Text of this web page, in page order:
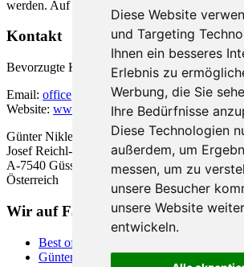
Diese Website
und Targeting
Ihnen ein besseres
Erlebnis zu
Werbung, die Sie
Ihre Bedürfnisse
Diese Technologien
außerdem, um
messen, um zu
unsere Besucher
unsere Website
entwickeln.
werden. Auf Wunsch auch in höherer
Kontakt
Bevorzugte Kontaktaufnahme ist Email.
Email: office@nikles.net
Website: www.nikles.net
Günter Nikles,
Josef Reichl-Straße 17a/7,
A-7540 Güssing
Österreich
Wir auf Facebook
Best of Vienna
Günter Nikles auf Facebook